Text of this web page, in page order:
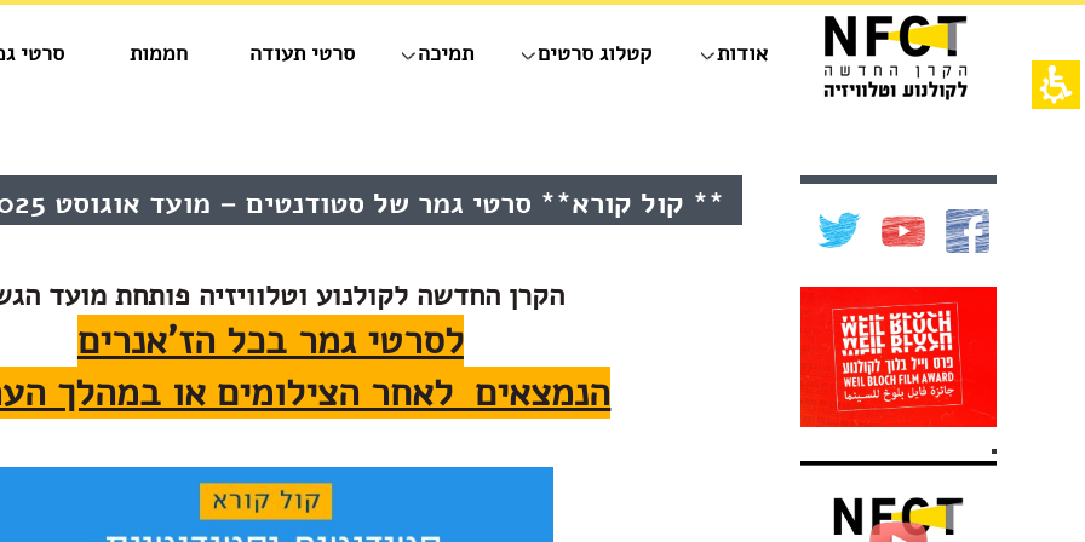
תחילתו
אינטרנט,
לחץ
אודות קטלוג סרטים תמיכה סרטי תעודה חממות סרטי
תוכן** קול קורא** סרטי גמר של סטודנטים – מועד אוגוסט 2025
הקרן החדשה לקולנוע וטלוויזיה פותחת מועד
לסרטי גמר בכל הז'אנרים
הנמצאים לאחר הצילומים או במהלך